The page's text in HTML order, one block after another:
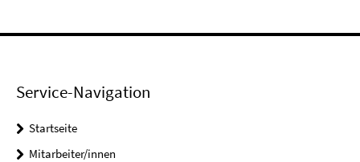
Service-Navigation
Startseite
Mitarbeiter/innen